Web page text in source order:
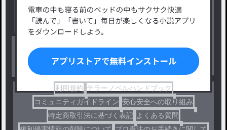
小説コンテスト応募・公募
出版・メディアミックス作品
ファンタジー・異世界・SF
ホラー・ミステリー
コメディ
利用規約 テラーノベルハンドブック
コミュニティガイドライン 安心安全への取り組み
特定商取引法に基づく表記 よくある質問